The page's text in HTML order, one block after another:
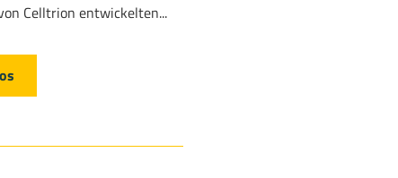
Celltrion entwickelten...